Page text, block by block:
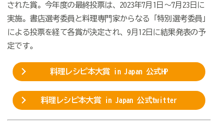
された賞。今年度の最終投票は、2023年7月1日〜7月23日に
実施。書店選考委員と料理専門家からなる「特別選考委員」
による投票を経て各賞が決定され、9月12日に結果発表の予
定です。
料理レシピ本大賞 in Japan 公式HP
料理レシピ本大賞 in Japan 公式twitter